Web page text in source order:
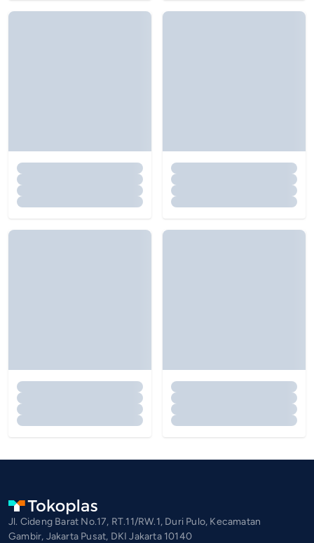
Jl. Cideng Barat No.17, RT.11/RW.1, Duri Pulo, Kecamatan
Gambir, Jakarta Pusat, DKI Jakarta 10140